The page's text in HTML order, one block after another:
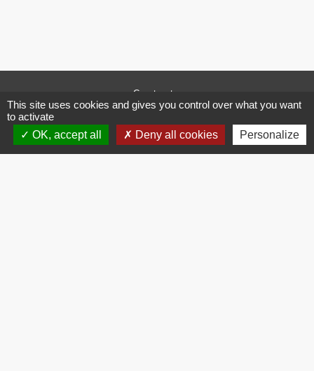
Contacts
Commune de Brissac
3 place de la Mairie
34190 Brissac - FRANCE
+33 4 67 73 71 56
This site uses cookies and gives you control over what you want
to activate
OK, accept all
Deny all cookies Personalize